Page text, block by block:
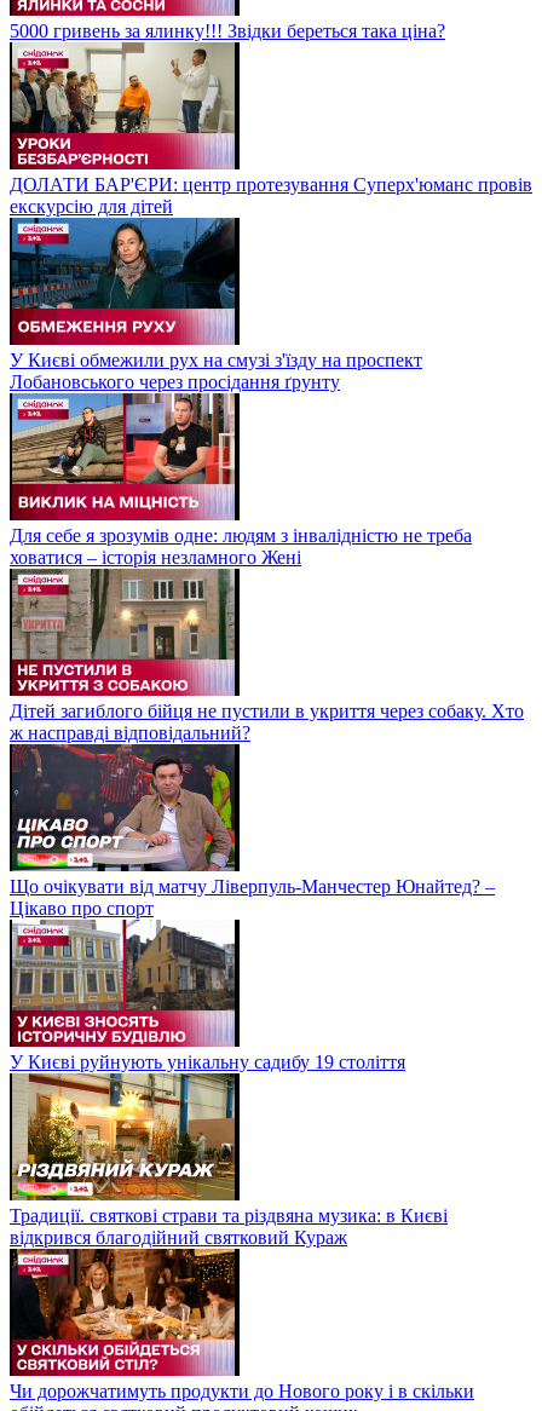
5000 гривень за ялинку!!! Звідки береться така ціна?
ДОЛАТИ БАР'ЄРИ: центр протезування Суперх'юманс провів
екскурсію для дітей
У Києві обмежили рух на смузі з'їзду на проспект
Лобановського через просідання ґрунту
Для себе я зрозумів одне: людям з інвалідністю не треба
ховатися – історія незламного Жені
Дітей загиблого бійця не пустили в укриття через собаку. Хто
ж насправді відповідальний?
Що очікувати від матчу Ліверпуль-Манчестер Юнайтед? –
Цікаво про спорт
У Києві руйнують унікальну садибу 19 століття
Традиції. святкові страви та різдвяна музика: в Києві
відкрився благодійний святковий Кураж
Чи дорожчатимуть продукти до Нового року і в скільки